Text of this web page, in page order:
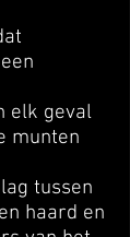
elk geval
munten
lag tussen
haard en